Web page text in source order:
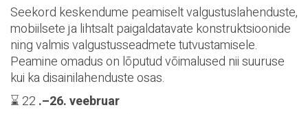
Seekord keskendume peamiselt valgustuslahenduste,
mobiilsete ja lihtsalt paigaldatavate konstruktsioonide
ning valmis valgustusseadmete tutvustamisele.
Peamine omadus on lõputud võimalused nii suuruse
kui ka disainilahenduste osas.
⌛ 22 .–26. veebruar